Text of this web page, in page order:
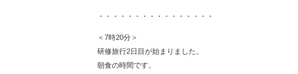
・・・・・・・・・・・・・・・・
＜7時20分＞
研修旅行2日目が始まりました。
朝食の時間です。